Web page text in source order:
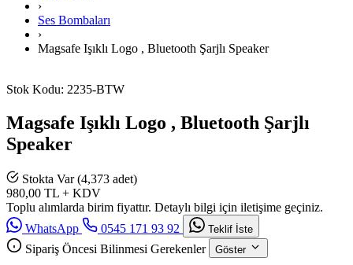
›
Ses Bombaları
›
Magsafe Işıklı Logo , Bluetooth Şarjlı Speaker
Stok Kodu: 2235-BTW
Magsafe Işıklı Logo , Bluetooth Şarjlı
Speaker
Stokta Var (4,373 adet)
980,00 TL + KDV
Toplu alımlarda birim fiyattır. Detaylı bilgi için iletişime geçiniz.
WhatsApp
0545 171 93 92 Teklif İste
Sipariş Öncesi Bilinmesi Gerekenler Göster